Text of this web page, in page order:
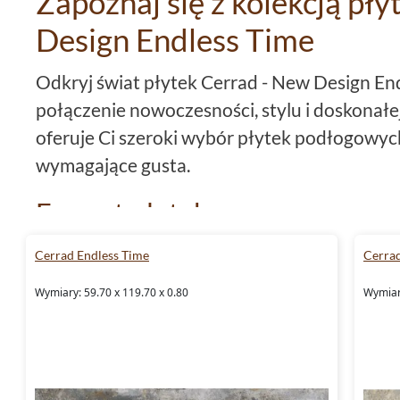
Design Endless Time
Odkryj świat płytek Cerrad - New Design
połączenie nowoczesności, stylu i
oferuje Ci szeroki wybór płytek
wymagające gusta.
Format płytek
Płytki59,7x59,7
59,7x119,7 to
Mrozoodporność i
Cerrad Endless Time
Wymiary: 59.70 x 119.70 x 0.80